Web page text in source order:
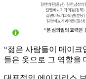
“젊은 사람들이 메이크
들은 옷으로 그 역할을